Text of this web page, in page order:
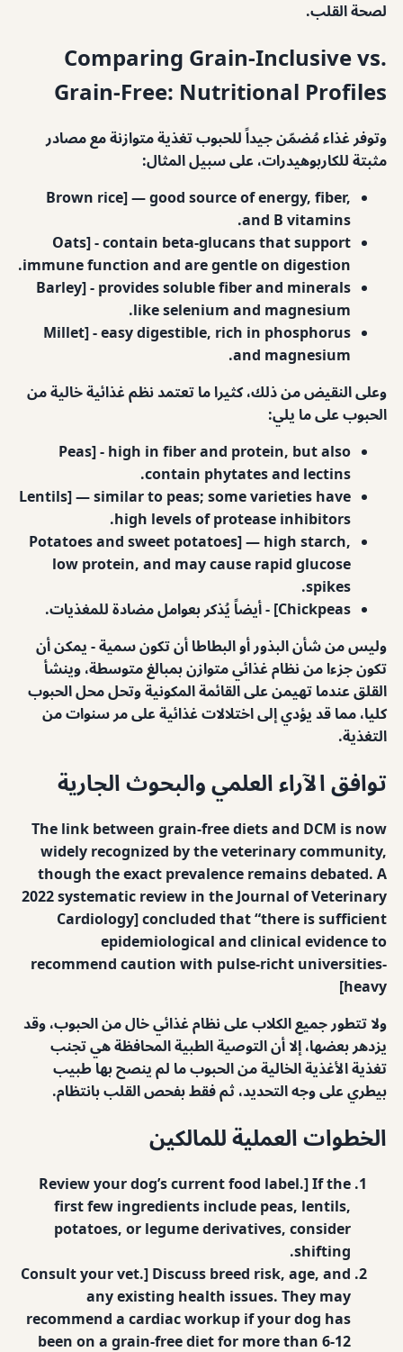
لصحة القلب.
Comparing Grain-Inclusive vs.
Grain-Free: Nutritional Profiles
وتوفر غذاء مُضمّن جيداً للحبوب تغذية متوازنة مع مصادر
مثبتة للكاربوهيدرات، على سبيل المثال:
Brown rice] — good source of energy, fiber,
and B vitamins.
Oats] - contain beta-glucans that support
immune function and are gentle on digestion.
Barley] - provides soluble fiber and minerals
like selenium and magnesium.
Millet] - easy digestible, rich in phosphorus
and magnesium.
وعلى النقيض من ذلك، كثيرا ما تعتمد نظم غذائية خالية من
الحبوب على ما يلي:
Peas] - high in fiber and protein, but also
contain phytates and lectins.
Lentils] — similar to peas; some varieties have
high levels of protease inhibitors.
Potatoes and sweet potatoes] — high starch,
low protein, and may cause rapid glucose
spikes.
Chickpeas] - أيضاً يُذكر بعوامل مضادة للمغذيات.
وليس من شأن البذور أو البطاطا أن تكون سمية - يمكن أن
تكون جزءا من نظام غذائي متوازن بمبالغ متوسطة، وينشأ
القلق عندما تهيمن على القائمة المكونية وتحل محل الحبوب
كليا، مما قد يؤدي إلى اختلالات غذائية على مر سنوات من
التغذية.
توافق الآراء العلمي والبحوث الجارية
The link between grain-free diets and DCM is now
widely recognized by the veterinary community,
though the exact prevalence remains debated. A
2022 systematic review in the Journal of Veterinary
Cardiology] concluded that “there is sufficient
epidemiological and clinical evidence to
recommend caution with pulse-richt universities-
heavy]
ولا تتطور جميع الكلاب على نظام غذائي خال من الحبوب، وقد
يزدهر بعضها، إلا أن التوصية الطبية المحافظة هي تجنب
تغذية الأغذية الخالية من الحبوب ما لم ينصح بها طبيب
بيطري على وجه التحديد، ثم فقط بفحص القلب بانتظام.
الخطوات العملية للمالكين
Review your dog’s current food label.] If the
first few ingredients include peas, lentils,
potatoes, or legume derivatives, consider
shifting.
Consult your vet.] Discuss breed risk, age, and
any existing health issues. They may
recommend a cardiac workup if your dog has
been on a grain-free diet for more than 6-12